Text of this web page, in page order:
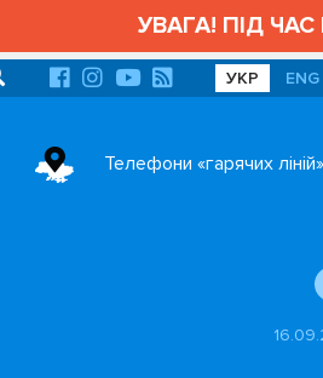
УВАГА! ПІД ЧАС
УКР ENG
Телефони «гарячих ліній»